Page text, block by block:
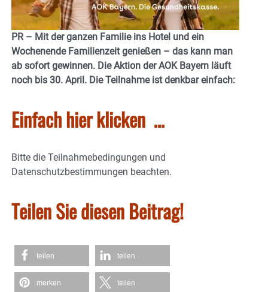
PR – Mit der ganzen Familie ins Hotel und ein
Wochenende Familienzeit genießen – das kann man
ab sofort gewinnen. Die Aktion der AOK Bayern läuft
noch bis 30. April. Die Teilnahme ist denkbar einfach:
Einfach hier klicken …
Bitte die Teilnahmebedingungen und
Datenschutzbestimmungen beachten.
Teilen Sie diesen Beitrag!
teilen teilen
merken teilen